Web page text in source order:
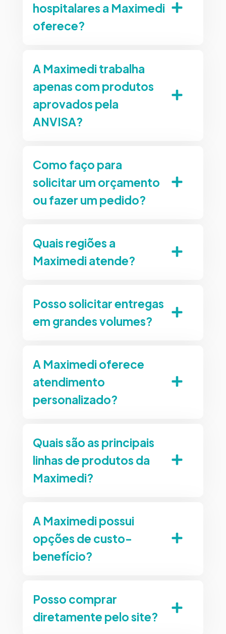
hospitalares a Maximedi
oferece?
A Maximedi trabalha
apenas com produtos
aprovados pela
ANVISA?
Como faço para
solicitar um orçamento
ou fazer um pedido?
Quais regiões a
Maximedi atende?
Posso solicitar entregas
em grandes volumes?
A Maximedi oferece
atendimento
personalizado?
Quais são as principais
linhas de produtos da
Maximedi?
A Maximedi possui
opções de custo-
benefício?
Posso comprar
diretamente pelo site?